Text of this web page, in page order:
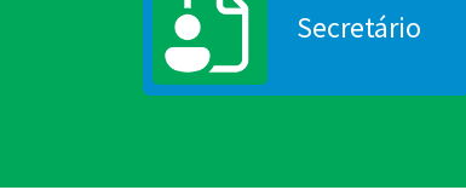
Secretário